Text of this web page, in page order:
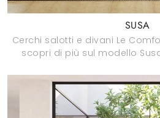
SUSA
Cerchi salotti e divani Le
scopri di più sul modello